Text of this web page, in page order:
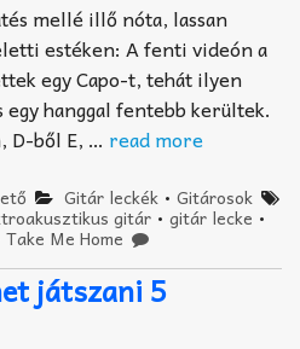
mellé illő nóta, lassan
estéken: A fenti videón a
egy Capo-t, tehát ilyen
hanggal fentebb kerültek.
D-ből E, … read more
Gitár leckék• Gitárosok
gitár • gitár lecke •
Take Me Home
játszani 5